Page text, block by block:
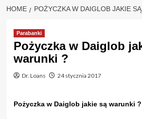
HOME POŻYCZKA W DAIGLOB JAKIE
Parabanki
Pożyczka w Daiglob
warunki ?
Dr. Loans 24 stycznia 2017
Pożyczka w Daiglob jakie są warunki ?